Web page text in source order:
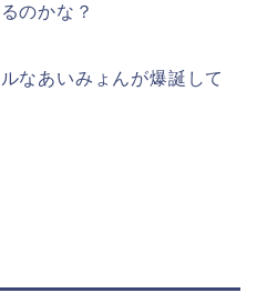
のかな？
なあいみょんが爆誕して